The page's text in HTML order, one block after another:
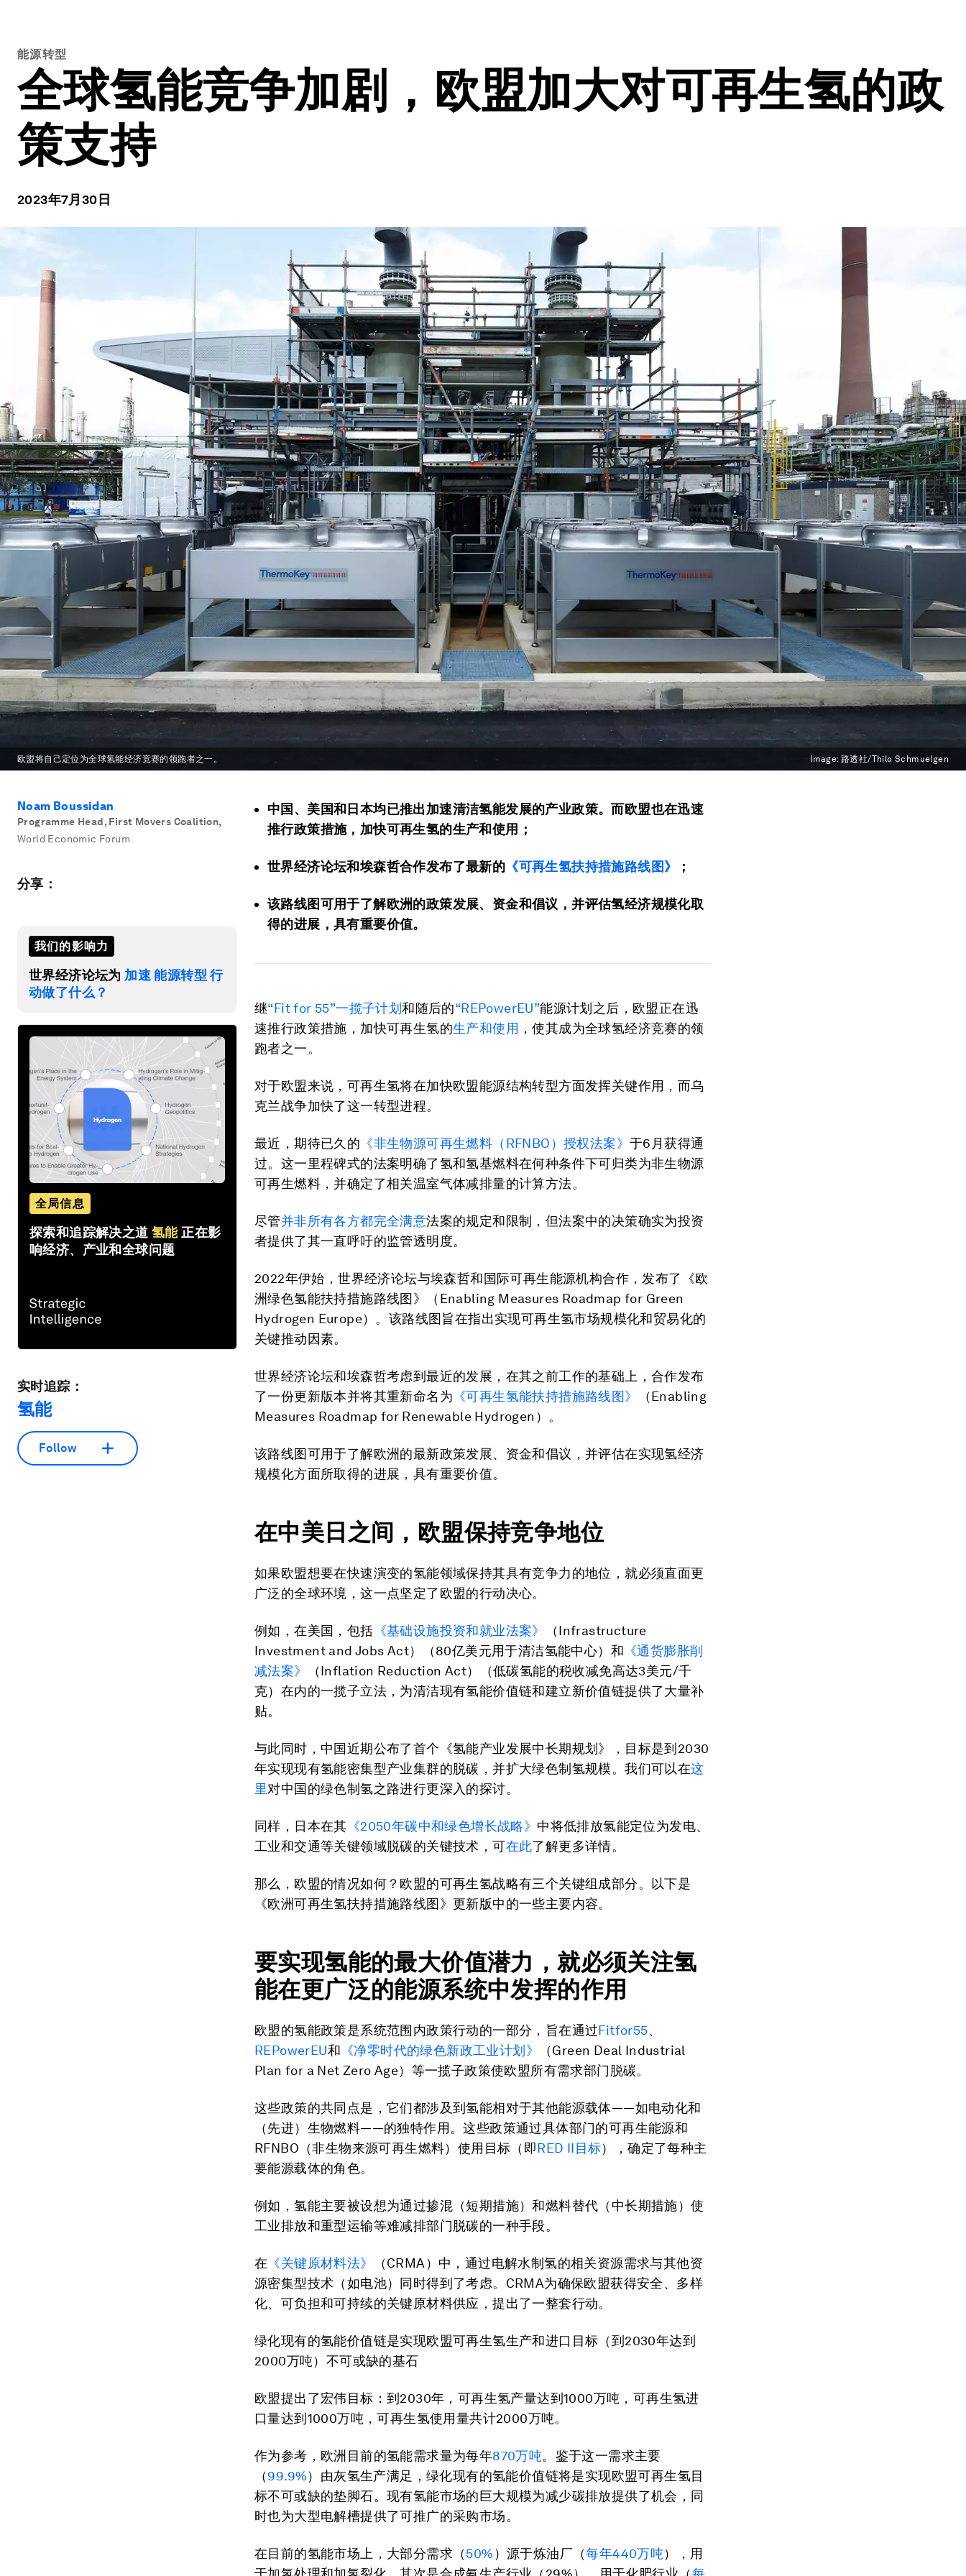
能源转型
全球氢能竞争加剧，欧盟加大对可再生氢的政
策支持
2023年7月30日
欧盟将自己定位为全球氢能经济竞赛的领跑者之一。 Image: 路透社/Thilo Schmuelgen
Noam Boussidan
Programme Head, First Movers Coalition,
World Economic Forum
分享：
我们的影响力
世界经济论坛为 加速 能源转型 行
动做了什么？
全局信息
探索和追踪解决之道 氢能 正在影
响经济、产业和全球问题
实时追踪：
氢能
Follow
中国、美国和日本均已推出加速清洁氢能发展的产业政策。而 欧盟也在迅速
推行政策措施，加快可再生氢的生产和使用；
世界经济论坛和埃森哲合作发布了最新的 《可再生氢扶持措施路线图》 ；
该路线图可用于了解欧洲的政策发展、资金和倡议，并评估氢经济规模化取
得的进展， 具有重要价值。
继“Fit for 55”一揽子计划和随后的“REPowerEU”能源计划之后，欧盟正在迅
速推行政策措施，加快可再生氢的生产和使用 ，使其成为全球氢经济竞赛的领
跑者之一。
对于欧盟来说，可再生氢将在加快欧盟能源结构转型方面发挥关键作用，而乌
克兰战争加快了这一转型进程。
最近，期待已久的 《非生物源可再生燃料（RFNBO）授权法案》于6月获得通
过。这一里程碑式的法案明确了氢和氢基燃料在何种条件下可归类为非生物源
可再生燃料，并确定了相关温室气体减排量的计算方法。
尽管并非所有各方都完全满意法案的规定和限制，但法案中的决策确实为投资
者提供了其一直呼吁的监管透明度。
2022年伊始，世界经济论坛与埃森哲和国际可再生能源机构合作，发布了《欧
洲绿色氢能扶持措施路线图》（Enabling Measures Roadmap for Green
Hydrogen Europe）。该路线图旨在指出实现可再生氢市场规模化和贸易化的
关键推动因素。
世界经济论坛和埃森哲考虑到最近的发展，在其之前工作的基础上，合作发布
了一份更新版本并将其重新命名为 《可再生氢能扶持措施路线图》
（Enabling
Measures Roadmap for Renewable Hydrogen）。
该路线图可用于了解欧洲的最新政策发展、资金和倡议，并评估在实现氢经济
规模化方面所取得的进展，具有重要价值。
在中美日之间，欧盟保持竞争地位
如果欧盟想要在快速演变的氢能领域保持其具有竞争力的地位，就必须直面更
广泛的全球环境，这一点坚定了欧盟的行动决心。
例如，在美国，包括 《基础设施投资和就业法案》
（Infrastructure
Investment and Jobs Act）（80亿美元用于清洁氢能中心）和 《通货膨胀削
减法案》
（Inflation Reduction Act）（低碳氢能的税收减免高达3美元/千
克）在内的一揽子立法，为清洁现有氢能价值链和建立新价值链提供了大量补
贴。
与此同时，中国近期公布了首个《氢能产业发展中长期规划》，目标是到2030
年实现现有氢能密集型产业集群的脱碳，并扩大绿色制氢规模。我们可以在这
里对中国的绿色制氢之路进行更深入的探讨。
同样，日本在其 《2050年碳中和绿色增长战略》 中将低排放氢能定位为发电、
工业和交通等关键领域脱碳的关键技术，可在此了解更多详情。
那么，欧盟的情况如何？欧盟的可再生氢战略有三个关键组成部分。以下是
《欧洲可再生氢扶持措施路线图》更新版中的一些主要内容。
要实现氢能的最大价值潜力，就必须关注氢
能在更广泛的能源系统中发挥的作用
欧盟的氢能政策是系统范围内政策行动的一部分，旨在通过Fitfor55、
REPowerEU和 《净零时代的绿色新政工业计划》
（Green Deal Industrial
Plan for a Net Zero Age）等一揽子政策使欧盟所有需求部门脱碳。
这些政策的共同点是，它们都涉及到氢能相对于其他能源载体——如电动化和
（先进）生物燃料——的独特作用。这些政策通过具体部门的可再生能源和
RFNBO（非生物来源可再生燃料）使用目标（即RED II目标），确定了每种主
要能源载体的角色。
例如，氢能主要被设想为通过掺混（短期措施）和燃料替代（中长期措施）使
工业排放和重型运输等难减排部门脱碳的一种手段。
在 《关键原材料法》
（CRMA）中，通过电解水制氢的相关资源需求与其他资
源密集型技术（如电池）同时得到了考虑。CRMA为确保欧盟获得安全、多样
化、可负担和可持续的关键原材料供应，提出了一整套行动。
绿化现有的氢能价值链是实现欧盟可再生氢生产和进口目标（到2030年达到
2000万吨）不可或缺的基石
欧盟提出了宏伟目标：到2030年，可再生氢产量达到1000万吨，可再生氢进
口量达到1000万吨，可再生氢使用量共计2000万吨。
作为参考，欧洲目前的氢能需求量为每年870万吨。鉴于这一需求主要
（99.9%）由灰氢生产满足，绿化现有的氢能价值链将是实现欧盟可再生氢目
标不可或缺的垫脚石。现有氢能市场的巨大规模为减少碳排放提供了机会，同
时也为大型电解槽提供了可推广的采购市场。
在目前的氢能市场上，大部分需求（50% ）源于炼油厂（每年440万吨），用